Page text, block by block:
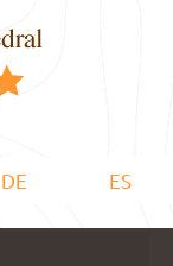
DE ES